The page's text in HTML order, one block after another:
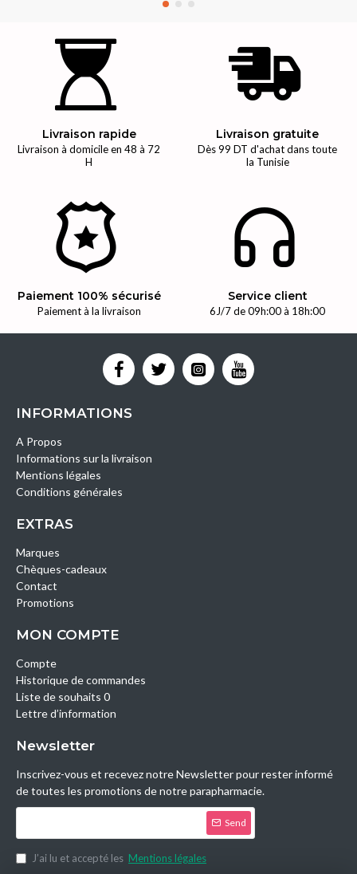
Livraison rapide
Livraison à domicile en 48 à 72
H
Livraison gratuite
Dès 99 DT d'achat dans toute
la Tunisie
Paiement 100% sécurisé
Paiement à la livraison
Service client
6J/7 de 09h:00 à 18h:00
INFORMATIONS
A Propos
Informations sur la livraison
Mentions légales
Conditions générales
EXTRAS
Marques
Chèques-cadeaux
Contact
Promotions
MON COMPTE
Compte
Historique de commandes
Liste de souhaits 0
Lettre d’information
Newsletter
Inscrivez-vous et recevez notre Newsletter pour rester informé
de toutes les promotions de notre parapharmacie.
Send
J’ai lu et accepté les Mentions légales